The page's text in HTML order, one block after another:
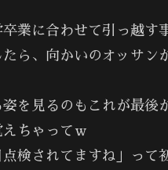
業に合わせて引っ越す
ら、向かいのオッサン
を見るのもこれが最後
ちゃってｗ
検されてますね」って